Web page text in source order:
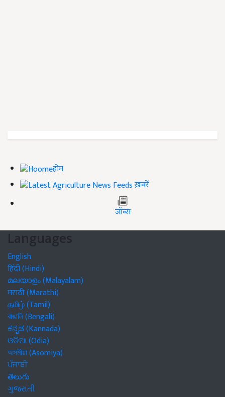
होम
ख़बरें
जॉब्स
Languages
English
हिंदी (Hindi)
മലയാളം (Malayalam)
मराठी (Marathi)
தமிழ் (Tamil)
বাঙালি (Bengali)
ಕನ್ನಡ (Kannada)
ଓଡିଆ (Odia)
অসমীয়া (Asomiya)
ਪੰਜਾਬੀ
తెలుగు
ગુજરાતી